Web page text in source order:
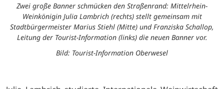
Zwei große Banner schmücken den Straßenrand: Mittelrhein-
Weinkönigin Julia Lambrich (rechts) stellt gemeinsam mit
Stadtbürgermeister Marius Stiehl (Mitte) und Franziska Schallop,
Leitung der Tourist-Information (links) die neuen Banner vor.
Bild: Tourist-Information Oberwesel